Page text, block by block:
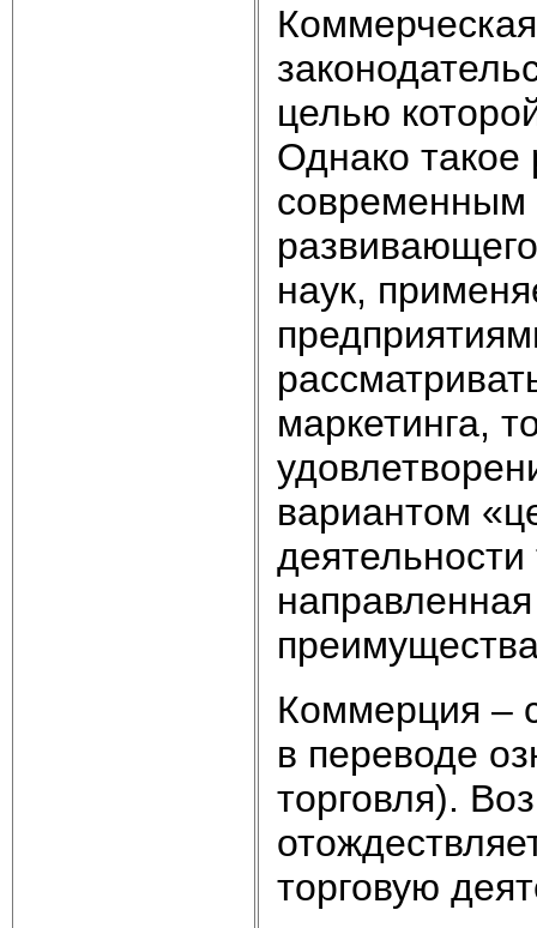
целью
Однако такое
современным
наук,
маркетинга,
вариантом
деятельности
Коммерция –
в переводе
торговля).
торговую